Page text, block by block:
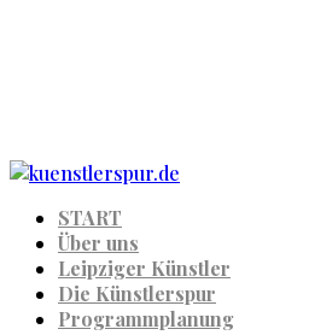
START
Über uns
Leipziger Künstler
Die Künstlerspur
Programmplanung